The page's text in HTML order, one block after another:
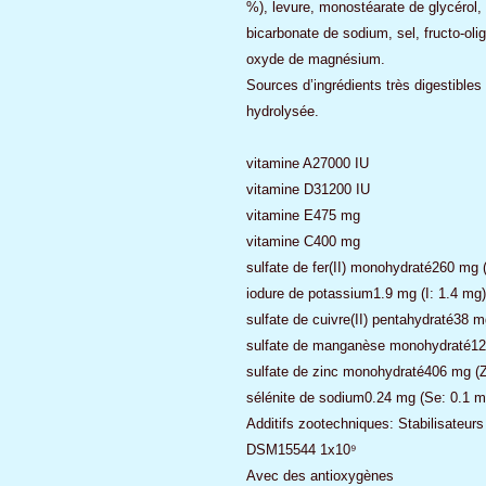
%), levure, monostéarate de
bicarbonate de sodium, sel, fructo-
oxyde de magnésium.
Sources d’ingrédients très
hydrolysée.
vitamine A27000 IU
vitamine D31200 IU
vitamine E475 mg
vitamine C400 mg
sulfate de fer(II) monohydraté260 mg
iodure de potassium1.9 mg (I: 1.4 mg)
sulfate de cuivre(II) pentahydraté38
sulfate de manganèse
sulfate de zinc monohydraté406 mg
sélénite de sodium0.24 mg (Se: 0.1
Additifs zootechniques:
DSM15544 1x10⁹
Avec des antioxygènes